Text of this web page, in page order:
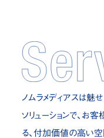
ノムラメディアスは魅
ソリューションで、お客
る、付加価値の高い空